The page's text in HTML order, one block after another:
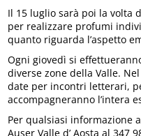
Il 15 luglio sarà poi la volta
per realizzare profumi
quanto riguarda l’aspetto
Ogni giovedì si
diverse zone della Valle.
date per incontri letterari,
accompagneranno l’intera
Per qualsiasi informazione
Auser Valle d’ Aosta al 347